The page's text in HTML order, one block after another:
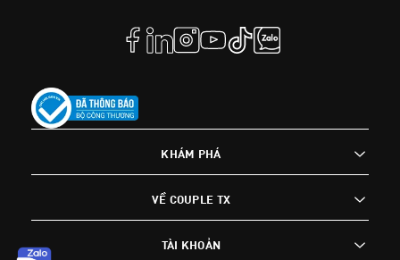
KHÁM PHÁ
VỀ COUPLE TX
TÀI KHOẢN